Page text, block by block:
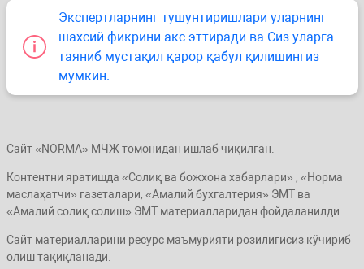
Экспертларнинг тушунтиришлари уларнинг
шахсий фикрини акс эттиради ва Сиз уларга
таяниб мустақил қарор қабул қилишингиз
мумкин.
Сайт «NORMA» МЧЖ томонидан ишлаб чиқилган.
Контентни яратишда «Солиқ ва божхона хабарлари» , «Норма
маслаҳатчи» газеталари, «Амалий бухгалтерия» ЭМТ ва
«Амалий солиқ солиш» ЭМТ материалларидан фойдаланилди.
Сайт материалларини ресурс маъмурияти розилигисиз кўчириб
олиш тақиқланади.